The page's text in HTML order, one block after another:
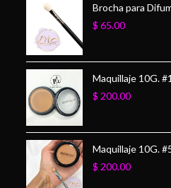
Brocha para
$ 65.00
Maquillaje 10G.
$ 200.00
Maquillaje 10G.
$ 200.00